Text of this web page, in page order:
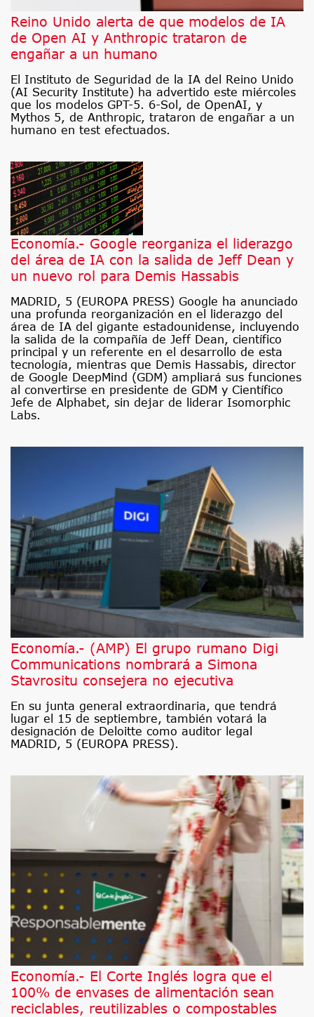
Reino Unido alerta de que modelos de IA
de Open AI y Anthropic trataron de
engañar a un humano
El Instituto de Seguridad de la IA del Reino Unido
(AI Security Institute) ha advertido este miércoles
que los modelos GPT-5. 6-Sol, de OpenAI, y
Mythos 5, de Anthropic, trataron de engañar a un
humano en test efectuados.
Economía.- Google reorganiza el liderazgo
del área de IA con la salida de Jeff Dean y
un nuevo rol para Demis Hassabis
MADRID, 5 (EUROPA PRESS) Google ha anunciado
una profunda reorganización en el liderazgo del
área de IA del gigante estadounidense, incluyendo
la salida de la compañía de Jeff Dean, científico
principal y un referente en el desarrollo de esta
tecnología, mientras que Demis Hassabis, director
de Google DeepMind (GDM) ampliará sus funciones
al convertirse en presidente de GDM y Científico
Jefe de Alphabet, sin dejar de liderar Isomorphic
Labs.
Economía.- (AMP) El grupo rumano Digi
Communications nombrará a Simona
Stavrositu consejera no ejecutiva
En su junta general extraordinaria, que tendrá
lugar el 15 de septiembre, también votará la
designación de Deloitte como auditor legal
MADRID, 5 (EUROPA PRESS).
Economía.- El Corte Inglés logra que el
100% de envases de alimentación sean
reciclables, reutilizables o compostables